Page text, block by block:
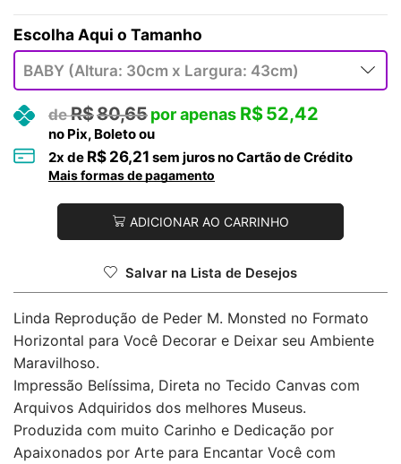
Tamanho
R$80,65 R$52,42
no Pix, Boleto ou
2x de R$ 26,21 sem juros no Cartão de Crédito
Mais formas de pagamento
ADICIONAR AO CARRINHO
Salvar na Lista de Desejos
Linda Reprodução de Peder M. Monsted no Formato
Horizontal para Você Decorar e Deixar seu Ambiente
Maravilhoso.
Impressão Belíssima, Direta no Tecido Canvas com
Arquivos Adquiridos dos melhores Museus.
Produzida com muito Carinho e Dedicação por
Apaixonados por Arte para Encantar Você com